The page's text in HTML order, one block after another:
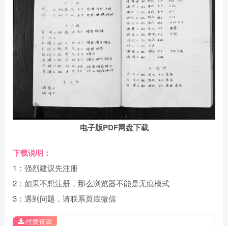
电子版PDF网盘下载
下载说明：
1：强烈建议先注册
2：如果不想注册，那么浏览器不能是无痕模式
3：遇到问题，请联系页底微信
付费资源